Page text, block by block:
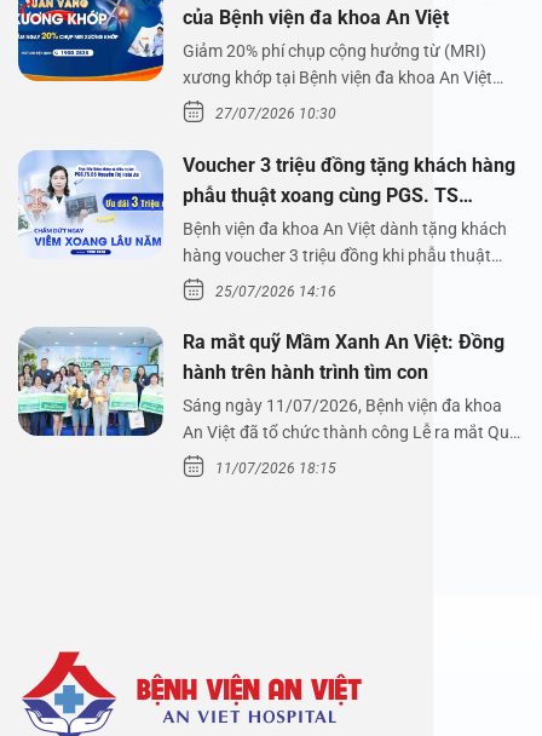
của Bệnh viện đa khoa An Việt
Giảm 20% phí chụp cộng hưởng từ (MRI)
xương khớp tại Bệnh viện đa khoa An Việt
Bệnh viện đa…
27/07/2026 10:30
Voucher 3 triệu đồng tặng khách hàng
phẫu thuật xoang cùng PGS. TS
Nguyễn Thị Hoài An
Bệnh viện đa khoa An Việt dành tặng khách
hàng voucher 3 triệu đồng khi phẫu thuật
xoang cùng PGS.…
25/07/2026 14:16
Ra mắt quỹ Mầm Xanh An Việt: Đồng
hành trên hành trình tìm con
Sáng ngày 11/07/2026, Bệnh viện đa khoa
An Việt đã tổ chức thành công Lễ ra mắt Quỹ
Mầm Xanh…
11/07/2026 18:15